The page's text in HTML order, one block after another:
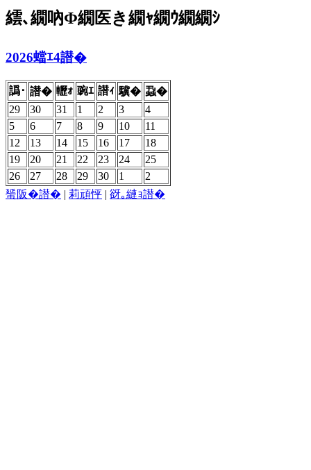
繧､繝吶Φ繝医き繝ｬ繝ｳ繝繝ｼ
2026蟷ｴ4譛�
譌･ 譛� 轣ｫ 豌ｴ 譛ｨ 驥� 蝨�
29
30 31 1 2 3
4
5
6 7 8 9 10
11
12
13 14 15 16 17
18
19
20 21 22 23 24
25
26
27 28 29 30 1
2
蜑阪�譛� | 莉頑怦 | 谺｡縺ｮ譛�